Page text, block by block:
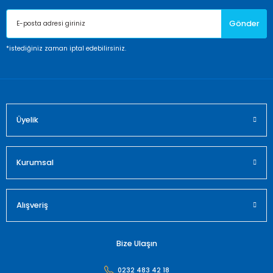
Ürün açıklamasında eksik bilgiler bulunuyor.
Ürün bilgilerinde hatalar bulunuyor.
Gönder
*istediğiniz zaman iptal edebilirsiniz.
Üyelik
Kurumsal
Alışveriş
Bize Ulaşın
0232 483 42 18